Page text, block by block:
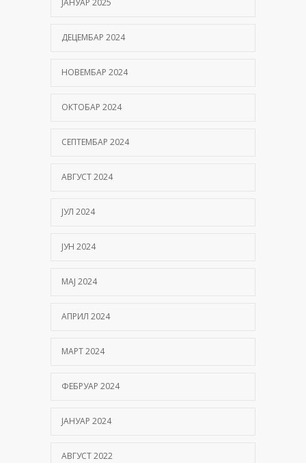
ЈАНУАР 2025
ДЕЦЕМБАР 2024
НОВЕМБАР 2024
ОКТОБАР 2024
СЕПТЕМБАР 2024
АВГУСТ 2024
ЈУЛ 2024
ЈУН 2024
МАЈ 2024
АПРИЛ 2024
МАРТ 2024
ФЕБРУАР 2024
ЈАНУАР 2024
АВГУСТ 2022